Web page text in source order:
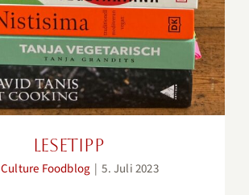
Lesetipp
Culture Foodblog | 5. Juli 2023